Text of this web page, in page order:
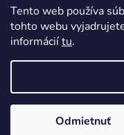
Tento web používa
tohto webu
informáciítu.
Odmietnuť
Facebook
Copyright 2026